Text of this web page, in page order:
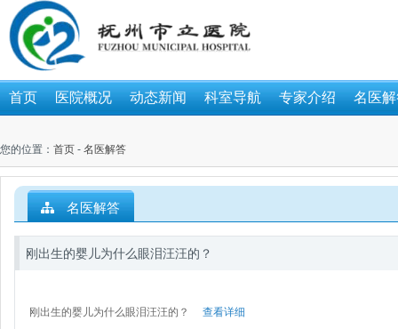
首页 医院概况 动态新闻 科室导航 专家介绍 名医
您的位置： 首页 - 名医解答
名医解答
刚出生的婴儿为什么眼泪汪汪的？
刚出生的婴儿为什么眼泪汪汪的？ 查看详细